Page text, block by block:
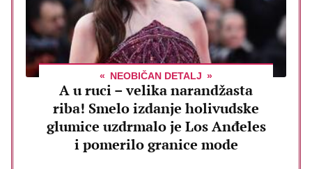
NEOBIČAN DETALJ
A u ruci – velika narandžasta
riba! Smelo izdanje holivudske
glumice uzdrmalo je Los Anđeles
i pomerilo granice mode